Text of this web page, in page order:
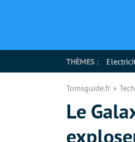
THÈMES :
Tomsguide.fr Tech
Le